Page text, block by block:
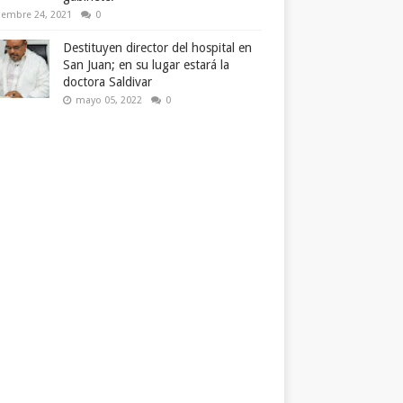
24, 2021 0
Destituyen director del hospital en
San Juan; en su lugar estará la
doctora Saldivar
mayo 05, 2022 0